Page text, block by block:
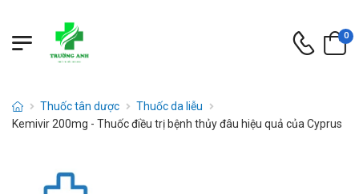
0
Thuốc tân dược
Thuốc da liễu
Kemivir 200mg - Thuốc điều trị bệnh thủy đâu hiệu quả của Cyprus